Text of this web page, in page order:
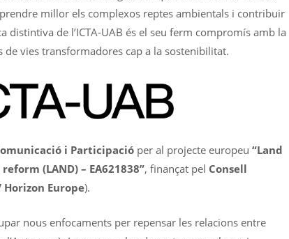
millor els complexos reptes ambientals i contribuir
distintiva de l’ICTA-UAB és el seu ferm compromís amb la
vies transformadores cap a la sostenibilitat.
i Participació per al projecte europeu “Land
(LAND) – EA621838”, finançat pel Consell
Horizon Europe).
nous enfocaments per repensar les relacions entre